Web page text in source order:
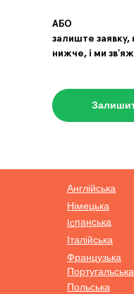
АБО
залиште заявку,
нижче, і ми
Німецька
Англійська
Іспанська
Італійська
Французька
Португальська
Польська